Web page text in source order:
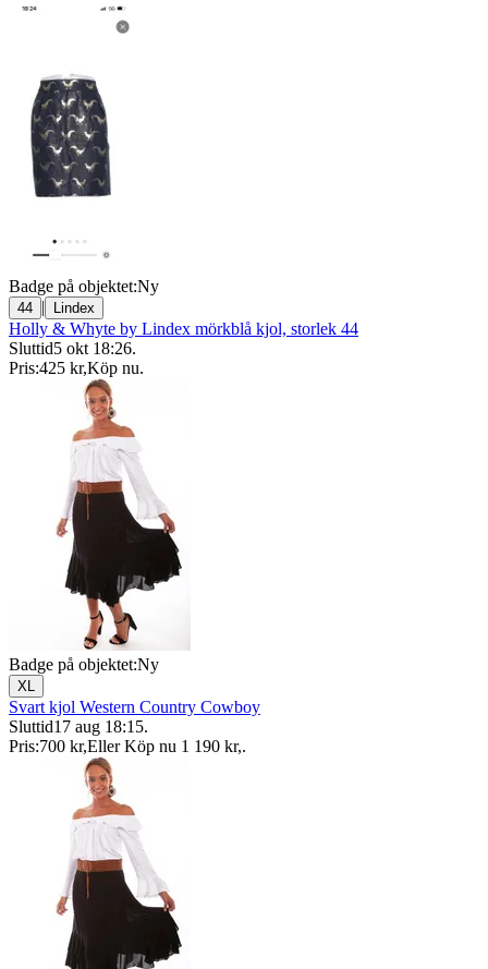
Badge på objektet:Ny
44 | Lindex
Holly & Whyte by Lindex mörkblå kjol, storlek 44
Sluttid5 okt 18:26.
Pris:425 kr,Köp nu.
Badge på objektet:Ny
XL
Svart kjol Western Country Cowboy
Sluttid17 aug 18:15.
Pris:700 kr,Eller Köp nu 1 190 kr,.